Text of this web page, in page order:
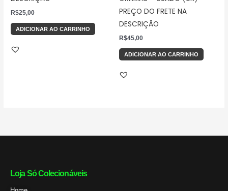
R$25,00
ADICIONAR AO CARRINHO
PREÇO DO FRETE NA
DESCRIÇÃO
R$45,00
ADICIONAR AO CARRINHO
Loja Só Colecionáveis